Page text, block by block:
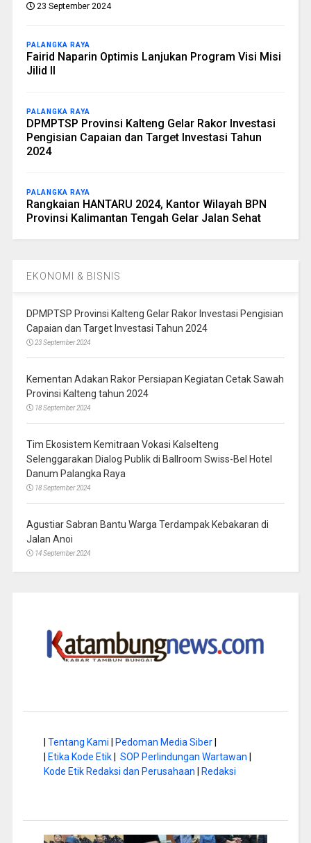
23 September 2024
PALANGKA RAYA
Fairid Naparin Optimis Lanjukan Program Visi Misi
Jilid II
PALANGKA RAYA
DPMPTSP Provinsi Kalteng Gelar Rakor Investasi
Pengisian Capaian dan Target Investasi Tahun
2024
PALANGKA RAYA
Rangkaian HANTARU 2024, Kantor Wilayah BPN
Provinsi Kalimantan Tengah Gelar Jalan Sehat
EKONOMI & BISNIS
DPMPTSP Provinsi Kalteng Gelar Rakor Investasi Pengisian
Capaian dan Target Investasi Tahun 2024
23 September 2024
Kementan Adakan Rakor Persiapan Kegiatan Cetak Sawah
Provinsi Kalteng tahun 2024
18 September 2024
Tim Ekosistem Kemitraan Vokasi Kalselteng
Selenggarakan Dialog Publik di Ballroom Swiss-Bel Hotel
Danum Palangka Raya
18 September 2024
Agustiar Sabran Bantu Warga Terdampak Kebakaran di
Jalan Anoi
14 September 2024
Tentang Kami Pedoman Media Siber|
Etika Kode Etik| SOP Perlindungan Wartawan
Kode Etik Redaksi dan Perusahaan
Redaksi